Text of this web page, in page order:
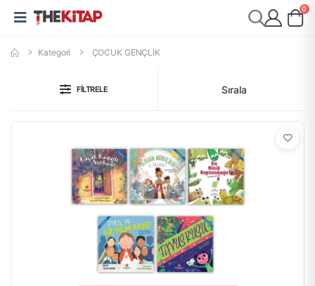
0
Kategori ÇOCUK GENÇLİK
FILTRELE Sırala